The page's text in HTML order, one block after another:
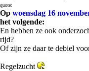
quote:
Op woensdag 16
het volgende:
En hebben ze ook
rijd?
Of zijn ze daar te debiel
Regelzucht